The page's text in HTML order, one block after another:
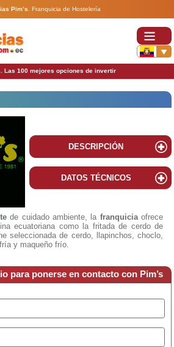
Pim’s Franquicia de Hostelería
Las 100 mejores opciones de invertir
DESCRIPCIÓN
DATOS TÉCNICOS
de cuidado ambiente, la franquiciaofrece
ecuatoriana como la fritada de cerdo de
seleccionada de cerdo, llapinchos, choclo,
y maqueño frío.
para ponerse en contacto con Pim’s